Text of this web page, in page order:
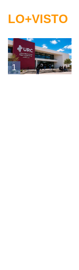
LO+VISTO
1